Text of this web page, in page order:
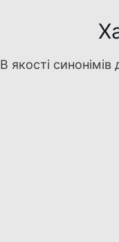
В якості